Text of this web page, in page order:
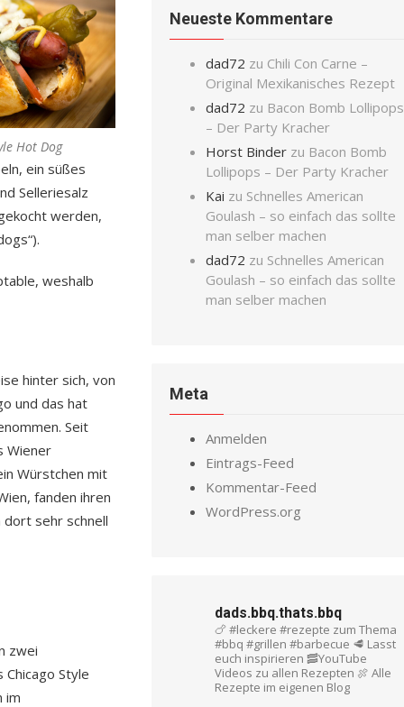
Hot Dog
ein süßes
Selleriesalz
werden,
weshalb
hinter sich, von
und das hat
Seit
Wiener
Würstchen mit
fanden ihren
dort sehr schnell
zwei
Style
im
Neueste Kommentare
dad72 zu Chili Con Carne –
Original Mexikanisches Rezept
dad72 zu Bacon Bomb Lollipops
– Der Party Kracher
Horst Binder zu Bacon Bomb
Lollipops – Der Party Kracher
Kai zu Schnelles American
Goulash – so einfach das sollte
man selber machen
dad72 zu Schnelles American
Goulash – so einfach das sollte
man selber machen
Meta
Anmelden
Eintrags-Feed
Kommentar-Feed
WordPress.org
dads.bbq.thats.bbq
🍗 #leckere #rezepte zum Thema
#bbq #grillen #barbecue 🥩 Lasst
euch inspirieren 🥓YouTube
Videos zu allen Rezepten 🍖 Alle
Rezepte im eigenen Blog